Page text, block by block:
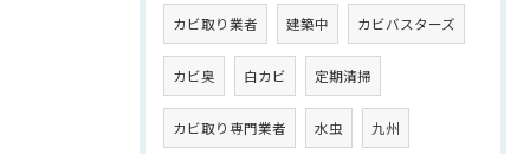
カビ取り業者 建築中 カビバスターズ
カビ臭 白カビ 定期清掃
カビ取り専門業者 水虫 九州